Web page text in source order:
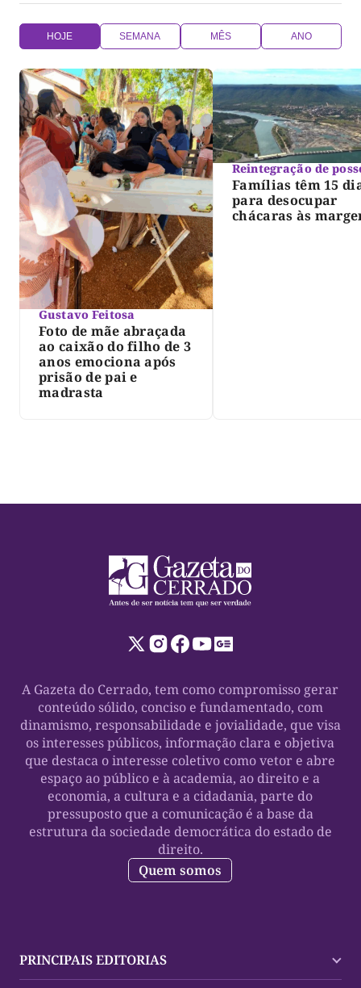
HOJE SEMANA MÊS ANO
Gustavo Feitosa
Foto de mãe abraçada
ao caixão do filho de 3
anos emociona após
prisão de pai e
madrasta
Reintegração de
Famílias têm 15
para desocupar
chácaras às
A Gazeta do Cerrado, tem como compromisso gerar
conteúdo sólido, conciso e fundamentado, com
dinamismo, responsabilidade e jovialidade, que visa
os interesses públicos, informação clara e objetiva
que destaca o interesse coletivo como vetor e abre
espaço ao público e à academia, ao direito e a
economia, a cultura e a cidadania, parte do
pressuposto que a comunicação é a base da
estrutura da sociedade democrática do estado de
direito.
Quem somos
PRINCIPAIS EDITORIAS